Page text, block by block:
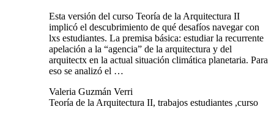
Esta versión del curso Teoría de la Arquitectura II
implicó el descubrimiento de qué desafíos navegar con
lxs estudiantes. La premisa básica: estudiar la recurrente
apelación a la “agencia” de la arquitectura y del
arquitectx en la actual situación climática planetaria. Para
eso se analizó el …
Valeria Guzmán Verri
Teoría de la Arquitectura II, trabajos estudiantes ,curso